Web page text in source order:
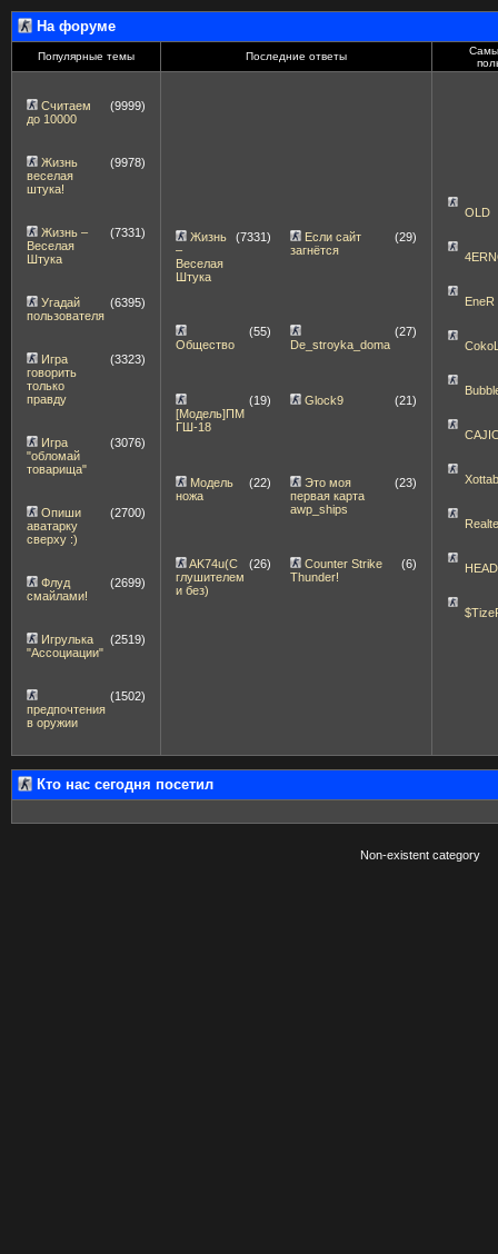
На форуме
Популярные темы Последние ответы
Считаем
до 10000
(9999)
Жизнь
веселая
штука!
(9978)
Жизнь –
Веселая
Штука
(7331)
Угадай
пользователя
(6395)
Игра
говорить
только
правду
(3323)
Игра
"обломай
товарища"
(3076)
Опиши
аватарку
сверху :)
(2700)
Флуд
смайлами!
(2699)
Игрулька
"Ассоциации"
(2519)
предпочтения
в оружии
(1502)
Жизнь
–
Веселая
Штука
(7331)
Если сайт
загнётся
(29)
Общество
(55)
De_stroyka_doma
(27)
[Модель]ПМ
ГШ-18
(19) Glock9 (21)
Модель
ножа
(22)
Это моя
первая карта
awp_ships
(23)
AK74u(С
глушителем
и без)
(26)
Counter Strike
Thunder!
(6)
OLD
EneR
Кто нас сегодня посетил
Non-existent category